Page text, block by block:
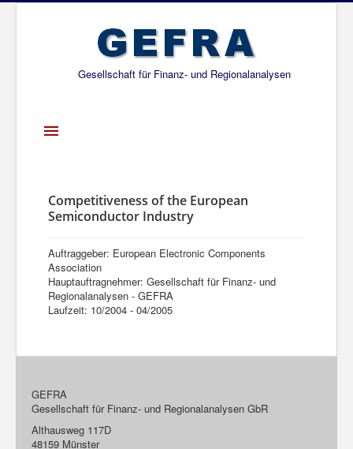
Gesellschaft für Finanz- und Regionalanalysen
Toggle
Über uns
Projekte
Publikationen
Gesellschafter
Netzwerk
Competitiveness of the European
Semiconductor Industry
Auftraggeber: European Electronic Components
Association
Hauptauftragnehmer: Gesellschaft für Finanz- und
Regionalanalysen - GEFRA
Laufzeit: 10/2004 - 04/2005
GEFRA
Gesellschaft für Finanz- und Regionalanalysen GbR
Althausweg 117D
48159 Münster